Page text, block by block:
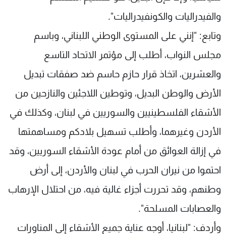
والفيدراليات والكونفيدراليات".
وتابع: "إنني على المستوى الوطني اللبناني، وباسم
مجلس النواب، أطلب إلى مؤتمر الاتحاد التاسع
والعشرين، اتخاذ قرار حازم حاسم ضد صفقات تبديل
الأرض والوطن البديل، وتوطين اللاجئين والنازحين من
الأشقاء الفلسطينيين والسوريين في لبنان، وكذلك في
الأردن وغيرهما، وأطلب تسهيل بلادكم ومساهمتها
في إزالة العوائق من أمام عودة الأشقاء السوريين، وقد
احتموا من نيران الحرب في لبنان والأردن، إلى أرض
وطنهم، وقد تحررت أجزاء غالية فيه، من احتلال الإرهاب
والعصابات المسلحة".
وأردف: "لبنانيا، أوجه عناية جميع الأشقاء إلى المناورات